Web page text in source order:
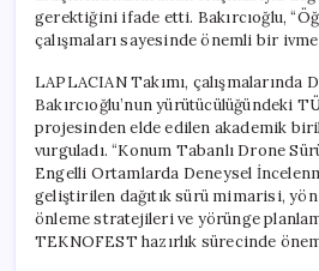
gerektiğini ifade etti. Bakırcıoğlu,
çalışmaları sayesinde önemli bir ivme
LAPLACIAN Takımı, çalışmalarında
Bakırcıoğlu’nun yürütücülüğündeki
projesinden elde edilen akademik
vurguladı. “Konum Tabanlı Drone
Engelli Ortamlarda Deneysel
geliştirilen dağıtık sürü mimarisi, yön
önleme stratejileri ve yörünge
TEKNOFEST hazırlık sürecinde